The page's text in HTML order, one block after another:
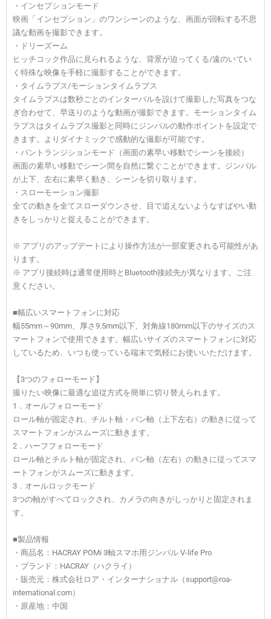
・インセプションモード
映画「インセプション」のワンシーンのような、画面が回転する不思
議な動画を撮影できます。
・ドリーズーム
ヒッチコック作品に見られるような、背景が迫ってくる/遠のいてい
く特殊な映像を手軽に撮影することができます。
・タイムラプス/モーションタイムラプス
タイムラプスは数秒ごとのインターバルを設けて撮影した写真をつな
ぎ合わせて、早送りのような動画が撮影できます。モーションタイム
ラプスはタイムラプス撮影と同時にジンバルの動作ポイントを設定で
きます。よりダイナミックで感動的な撮影が可能です。
・パントランジションモード（画面の素早い移動でシーンを接続）
画面の素早い移動でシーン間を自然に繋ぐことができます。ジンバル
が上下、左右に素早く動き、シーンを切り取ります。
・スローモーション撮影
全ての動きを全てスローダウンさせ、目で追えないようなすばやい動
きをしっかりと捉えることができます。
※ アプリのアップデートにより操作方法が一部変更される可能性があ
ります。
※ アプリ接続時は通常使用時とBluetooth接続先が異なります。ご注
意ください。
■幅広いスマートフォンに対応
幅55mm～90mm、厚さ9.5mm以下、対角線180mm以下のサイズのス
マートフォンで使用できます。幅広いサイズのスマートフォンに対応
しているため、いつも使っている端末で気軽にお使いいただけます。
【3つのフォローモード】
撮りたい映像に最適な追従方式を簡単に切り替えられます。
1．オールフォローモード
ロール軸が固定され、チルト軸・パン軸（上下左右）の動きに従って
スマートフォンがスムーズに動きます。
2．ハーフフォローモード
ロール軸とチルト軸が固定され、パン軸（左右）の動きに従ってスマ
ートフォンがスムーズに動きます。
3．オールロックモード
3つの軸がすべてロックされ、カメラの向きがしっかりと固定されま
す。
■製品情報
・商品名：HACRAY POMi 3軸スマホ用ジンバル V-life Pro
・ブランド：HACRAY（ハクライ）
・販売元：株式会社ロア・インターナショナル（support@roa-
international.com）
・原産地：中国